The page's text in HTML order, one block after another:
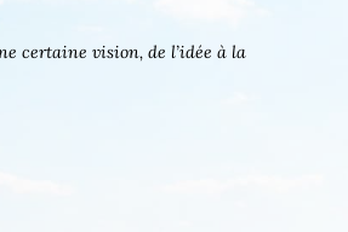
certaine vision, de l’idée à la